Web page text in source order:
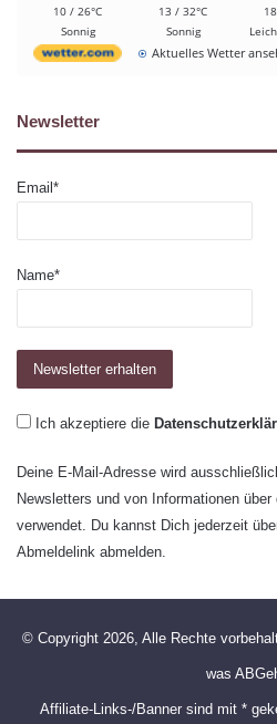
10 / 26°C
Sonnig
13 / 32°C
Sonnig
Aktuelles Wetter
Newsletter
Email*
Name*
Ich akzeptiere die
Deine E-Mail-Adresse wird
Newsletters und von Informationen
verwendet. Du kannst Dich jederzeit
Abmeldelink abmelden.
© Copyright 2026, Alle Rechte
was
Affiliate-Links-/Banner sind mit *